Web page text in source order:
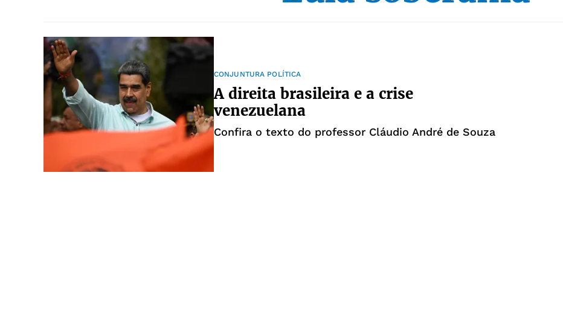
CONJUNTURA POLÍTICA
A direita brasileira e a crise
venezuelana
Confira o texto do professor Cláudio André de Souza